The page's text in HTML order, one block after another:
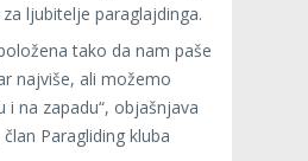
ljubitelje paraglajdinga.
tako da nam paše
najviše, ali možemo
i na zapadu“, objašnjava
Paragliding kluba